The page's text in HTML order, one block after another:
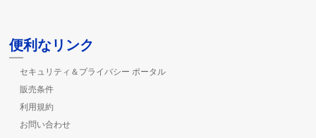
便利なリンク
セキュリティ＆プライバシー ポータル
販売条件
利用規約
お問い合わせ